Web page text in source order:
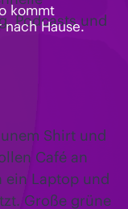
kommt
Hause.